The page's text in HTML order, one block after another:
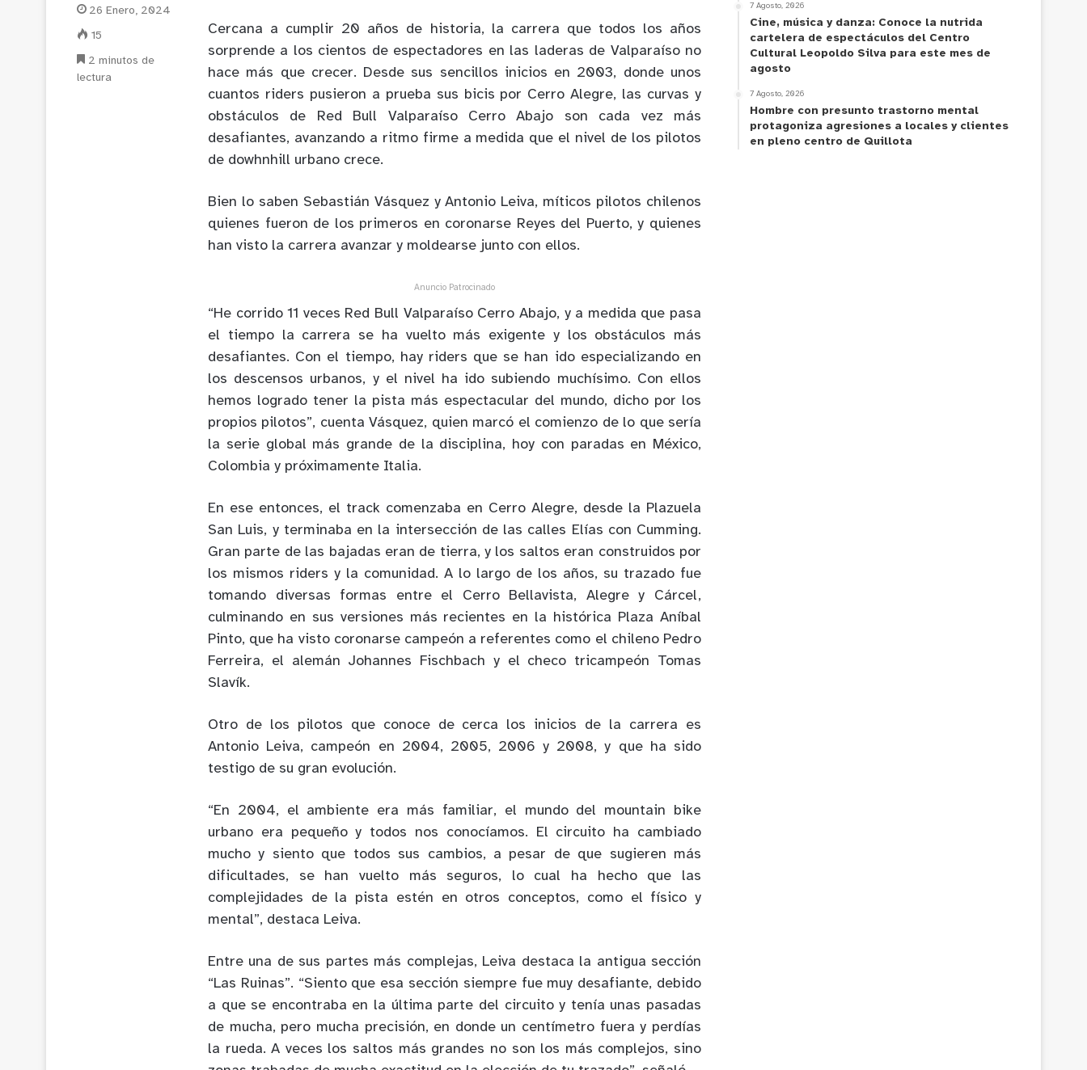
Cercana a cumplir 20 años de historia, la carrera que todos los años
sorprende a los cientos de espectadores en las laderas de Valparaíso no
hace más que crecer. Desde sus sencillos inicios en 2003, donde unos
cuantos riders pusieron a prueba sus bicis por Cerro Alegre, las curvas y
obstáculos de Red Bull Valparaíso Cerro Abajo son cada vez más
desafiantes, avanzando a ritmo firme a medida que el nivel de los pilotos
de dowhnhill urbano crece.
Bien lo saben Sebastián Vásquez y Antonio Leiva, míticos pilotos chilenos
quienes fueron de los primeros en coronarse Reyes del Puerto, y quienes
han visto la carrera avanzar y moldearse junto con ellos.
Anuncio Patrocinado
“He corrido 11 veces Red Bull Valparaíso Cerro Abajo, y a medida que pasa
el tiempo la carrera se ha vuelto más exigente y los obstáculos más
desafiantes. Con el tiempo, hay riders que se han ido especializando en
los descensos urbanos, y el nivel ha ido subiendo muchísimo. Con ellos
hemos logrado tener la pista más espectacular del mundo, dicho por los
propios pilotos”, cuenta Vásquez, quien marcó el comienzo de lo que sería
la serie global más grande de la disciplina, hoy con paradas en México,
Colombia y próximamente Italia.
En ese entonces, el track comenzaba en Cerro Alegre, desde la Plazuela
San Luis, y terminaba en la intersección de las calles Elías con Cumming.
Gran parte de las bajadas eran de tierra, y los saltos eran construidos por
los mismos riders y la comunidad. A lo largo de los años, su trazado fue
tomando diversas formas entre el Cerro Bellavista, Alegre y Cárcel,
culminando en sus versiones más recientes en la histórica Plaza Aníbal
Pinto, que ha visto coronarse campeón a referentes como el chileno Pedro
Ferreira, el alemán Johannes Fischbach y el checo tricampeón Tomas
Slavík.
Otro de los pilotos que conoce de cerca los inicios de la carrera es
Antonio Leiva, campeón en 2004, 2005, 2006 y 2008, y que ha sido
testigo de su gran evolución.
“En 2004, el ambiente era más familiar, el mundo del mountain bike
urbano era pequeño y todos nos conocíamos. El circuito ha cambiado
mucho y siento que todos sus cambios, a pesar de que sugieren más
dificultades, se han vuelto más seguros, lo cual ha hecho que las
complejidades de la pista estén en otros conceptos, como el físico y
mental”, destaca Leiva.
Entre una de sus partes más complejas, Leiva destaca la antigua sección
“Las Ruinas”. “Siento que esa sección siempre fue muy desafiante, debido
a que se encontraba en la última parte del circuito y tenía unas pasadas
de mucha, pero mucha precisión, en donde un centímetro fuera y perdías
la rueda. A veces los saltos más grandes no son los más complejos, sino
26 Enero, 2024
15
2 minutos de
lectura
7 Agosto, 2026
Cine, música y danza: Conoce la nutrida
cartelera de espectáculos del Centro
Cultural Leopoldo Silva para este mes de
agosto
7 Agosto, 2026
Hombre con presunto trastorno mental
protagoniza agresiones a locales y clientes
en pleno centro de Quillota